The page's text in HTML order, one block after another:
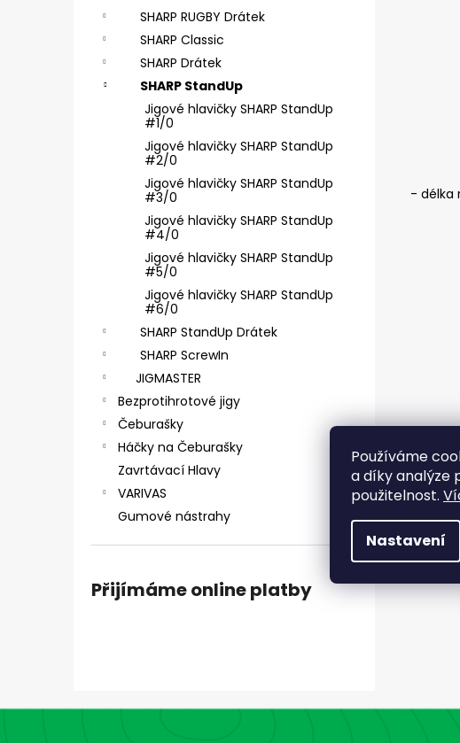
Používáme
a díky analýze
použitelnost.
Nastavení
SHARP RUGBY Drátek
SHARP Classic
SHARP Drátek
SHARP StandUp
Jigové hlavičky SHARP StandUp
#1/0
Jigové hlavičky SHARP StandUp
#2/0
Jigové hlavičky SHARP StandUp
#3/0
Jigové hlavičky SHARP StandUp
#4/0
Jigové hlavičky SHARP StandUp
#5/0
Jigové hlavičky SHARP StandUp
#6/0
SHARP StandUp Drátek
SHARP ScrewIn
JIGMASTER
Bezprotihrotové jigy
Čeburašky
Háčky na Čeburašky
Zavrtávací Hlavy
VARIVAS
Gumové nástrahy
Přijímáme online platby
- délka
ČIHÁTKO POD PRUT - 30 MM
Z